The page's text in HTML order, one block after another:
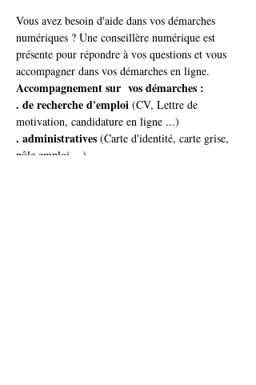
Vous avez besoin d'aide dans vos démarches
numériques ? Une conseillère numérique est
présente pour répondre à vos questions et vous
accompagner dans vos démarches en ligne.
Accompagnement sur  vos démarches :
. de recherche d'emploi (CV, Lettre de
motivation, candidature en ligne ...)
. administratives (Carte d'identité, carte grise,
pôle emploi ...)